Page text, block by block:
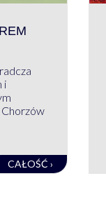
i
CAŁOŚĆ ›